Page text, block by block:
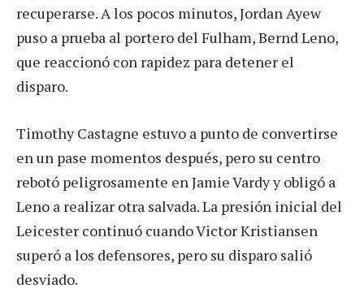
recuperarse. A los pocos minutos, Jordan Ayew
puso a prueba al portero del Fulham, Bernd Leno,
que reaccionó con rapidez para detener el
disparo.
Timothy Castagne estuvo a punto de convertirse
en un pase momentos después, pero su centro
rebotó peligrosamente en Jamie Vardy y obligó a
Leno a realizar otra salvada. La presión inicial del
Leicester continuó cuando Victor Kristiansen
superó a los defensores, pero su disparo salió
desviado.